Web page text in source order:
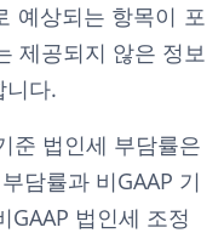
예상되는 항목이 포
제공되지 않은 정보
니다.
준 법인세 부담률은
담률과 비GAAP 기
GAAP 법인세 조정